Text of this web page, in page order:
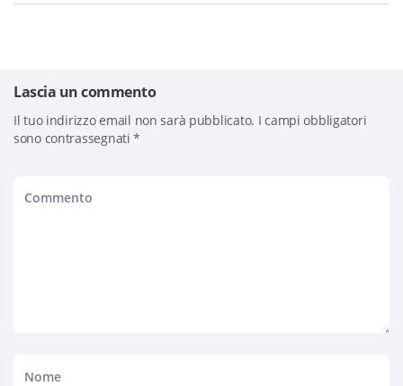
Lascia un commento
Il tuo indirizzo email non sarà pubblicato. I campi obbligatori
sono contrassegnati*